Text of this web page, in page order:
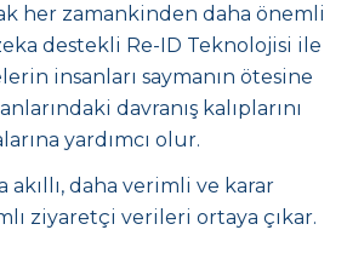
her zamankinden daha önemli
destekli Re-ID Teknolojisi ile
insanları saymanın ötesine
davranış kalıplarını
yardımcı olur.
akıllı, daha verimli ve karar
ziyaretçi verileri ortaya çıkar.